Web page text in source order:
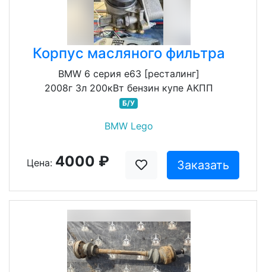
Корпус масляного фильтра
BMW 6 серия e63 [ресталинг]
2008г 3л 200кВт бензин купе АКПП
Б/У
BMW Lego
Цена: 4000 ₽ Заказать